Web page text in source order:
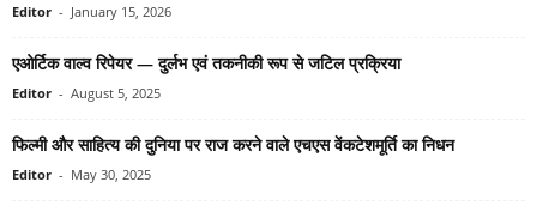
Editor - January 15, 2026
एओर्टिक वाल्व रिपेयर — दुर्लभ एवं तकनीकी रूप से जटिल प्रक्रिया
Editor - August 5, 2025
फिल्मी और साहित्य की दुनिया पर राज करने वाले एचएस वेंकटेशमूर्ति का निधन
Editor - May 30, 2025